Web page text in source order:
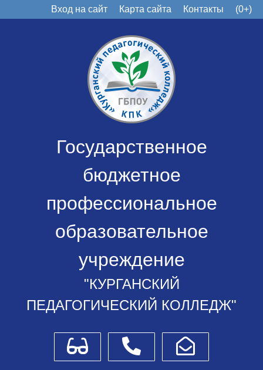
Вход на сайт Карта сайта Контакты (0+)
Государственное
бюджетное
профессиональное
образовательное
учреждение
"КУРГАНСКИЙ
ПЕДАГОГИЧЕСКИЙ КОЛЛЕДЖ"
Для слабовидящихТелефоныНаписать обращение